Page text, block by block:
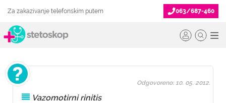
Za zakazivanje telefonskim putem 063/687-460
Vazomotirni rinitis
Odgovoreno: 10. 05. 2012.